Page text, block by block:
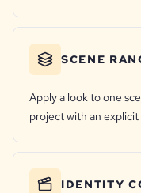
SCENE
Apply a look to one
project with an explicit
IDENTITY